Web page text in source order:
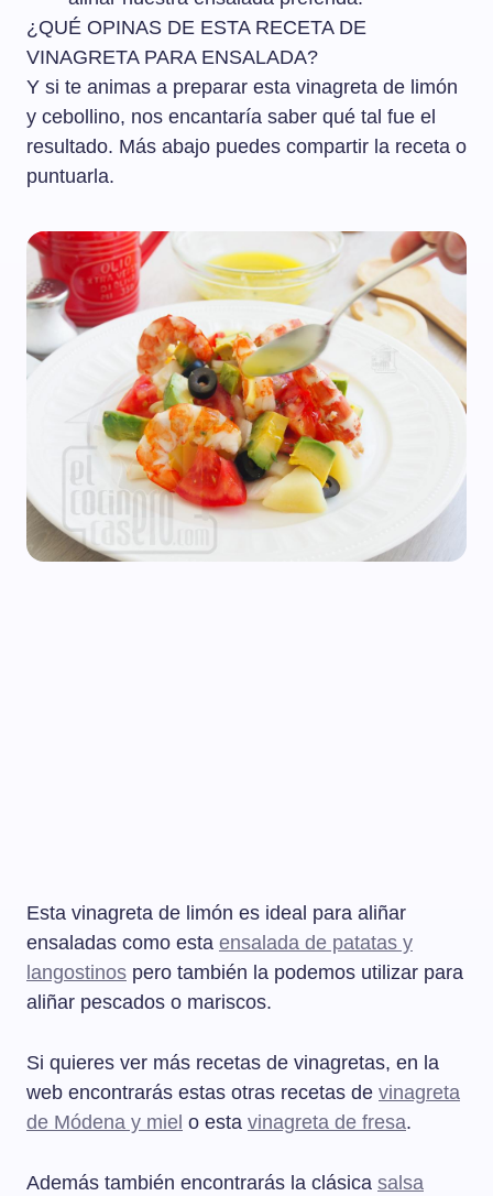
¿QUÉ OPINAS DE ESTA RECETA DE
VINAGRETA PARA ENSALADA?
Y si te animas a preparar esta vinagreta de limón
y cebollino, nos encantaría saber qué tal fue el
resultado. Más abajo puedes compartir la receta o
puntuarla.
Esta vinagreta de limón es ideal para aliñar
ensaladas como esta ensalada de patatas y
langostinos pero también la podemos utilizar para
aliñar pescados o mariscos.
Si quieres ver más recetas de vinagretas, en la
web encontrarás estas otras recetas de vinagreta
de Módena y miel o esta vinagreta de fresa.
Además también encontrarás la clásica salsa